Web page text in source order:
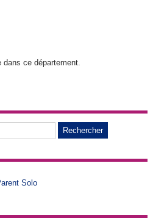
dans ce département.
Solo